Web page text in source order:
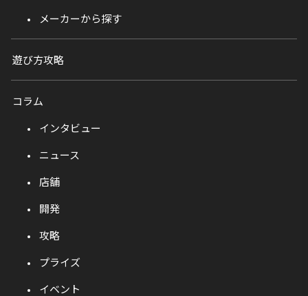
メーカーから探す
遊び方攻略
コラム
インタビュー
ニュース
店舗
開発
攻略
プライズ
イベント